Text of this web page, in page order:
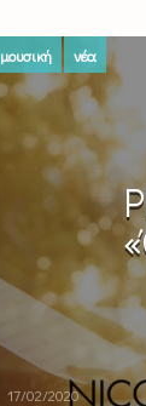
μουσική νέα
17/02/2020